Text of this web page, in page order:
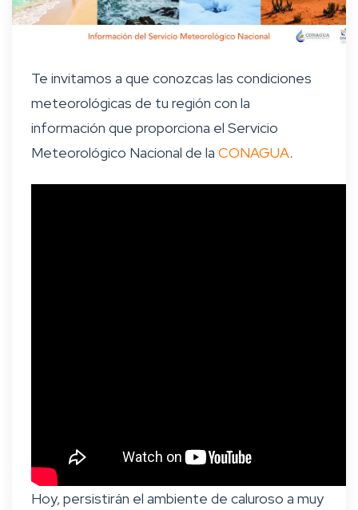
Te invitamos a que conozcas las condiciones
meteorológicas de tu región con la
información que proporciona el Servicio
Meteorológico Nacional de la CONAGUA.
Hoy, persistirán el ambiente de caluroso a muy